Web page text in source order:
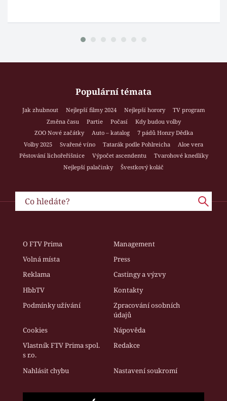
Populární témata
Jak zhubnout Nejlepší filmy 2024 Nejlepší horory
TV program
Změna času
Partie Počasí
Kdy budou volby
ZOO Nové začátky
Auto – katalog
7 pádů Honzy Dědka
Volby 2025
Svařené víno Tatarák podle Pohlreicha
Aloe vera
Pěstování lichořeřišnice
Výpočet ascendentu
Tvarohové knedlíky
Nejlepší palačinky
Švestkový koláč
O FTV Prima
Management
Volná místa
Press
Reklama
Castingy a výzvy
HbbTV
Kontakty
Podmínky užívání
Zpracování osobních
údajů
Cookies
Nápověda
Vlastník FTV Prima spol.
s r.o.
Redakce
Nahlásit chybu Nastavení soukromí